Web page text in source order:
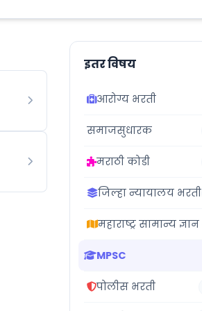
इतर विषय
आरोग्य भरती
समाजसुधारक
मराठी कोडी
जिल्हा न्यायालय भरती
महाराष्ट्र सामान्य ज्ञान
MPSC
पोलीस भरती